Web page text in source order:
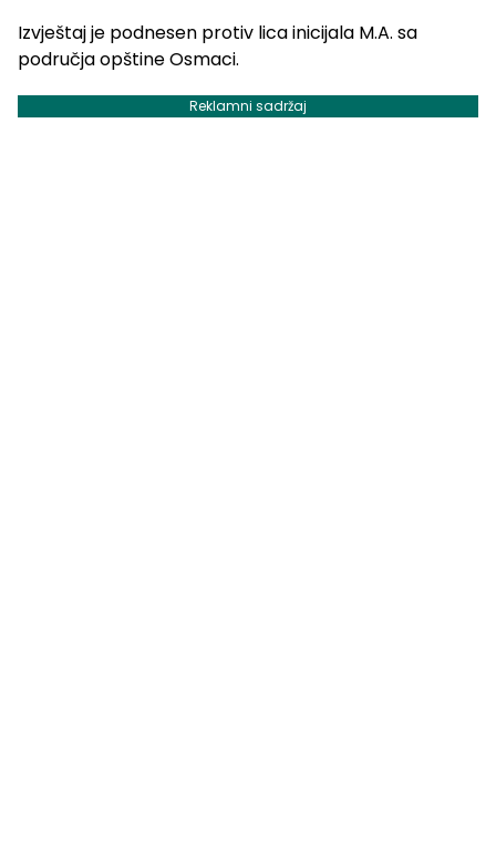
Izvještaj je podnesen protiv lica inicijala M.A. sa
područja opštine Osmaci.
Reklamni sadržaj